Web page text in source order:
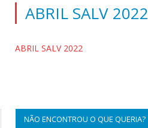
ABRIL SALV 2022
ABRIL SALV 2022
NÃO ENCONTROU O QUE QUERIA?